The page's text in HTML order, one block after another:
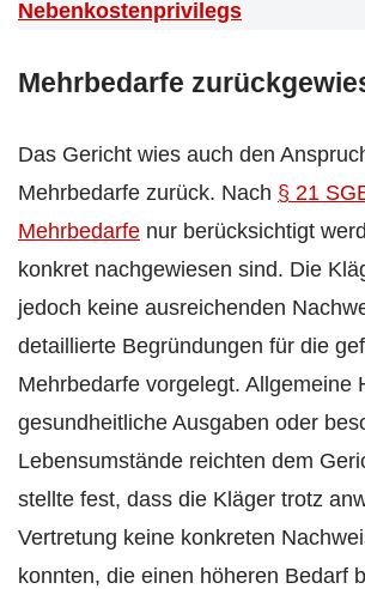
Nebenkostenprivilegs
Mehrbedarfe
Das Gericht wies auch den
Mehrbedarfe zurück. Nach § 21
Mehrbedarfe nur berücksichtigt
konkret nachgewiesen sind. Die
jedoch keine ausreichenden
detaillierte Begründungen für die
Mehrbedarfe vorgelegt. Allgemeine
gesundheitliche Ausgaben oder
Lebensumstände reichten dem
stellte fest, dass die Kläger trotz
Vertretung keine konkreten
konnten, die einen höheren Bedarf